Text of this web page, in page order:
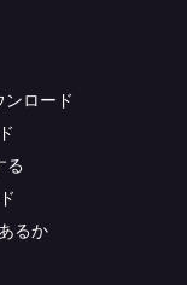
ロード
る
るか